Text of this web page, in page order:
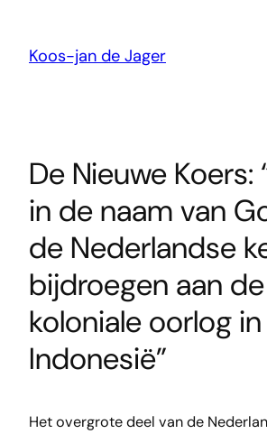
Koos-jan de Jager
De Nieuwe Koers:
in de naam van
de Nederlandse
bijdroegen aan de
koloniale oorlog in
Indonesië”
Het overgrote deel van de